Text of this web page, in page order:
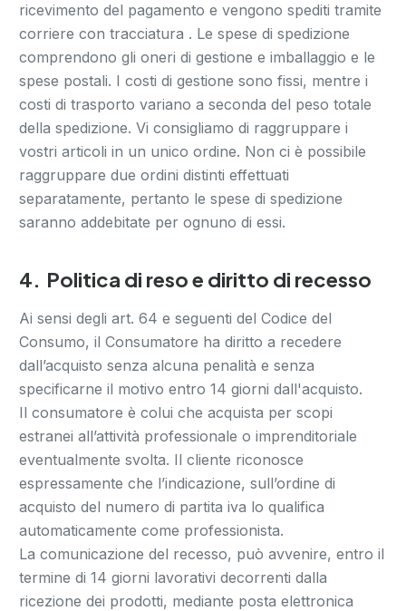
ricevimento del pagamento e vengono spediti tramite
corriere con tracciatura . Le spese di spedizione
comprendono gli oneri di gestione e imballaggio e le
spese postali. I costi di gestione sono fissi, mentre i
costi di trasporto variano a seconda del peso totale
della spedizione. Vi consigliamo di raggruppare i
vostri articoli in un unico ordine. Non ci è possibile
raggruppare due ordini distinti effettuati
separatamente, pertanto le spese di spedizione
saranno addebitate per ognuno di essi.
4. Politica di reso e diritto di recesso
Ai sensi degli art. 64 e seguenti del Codice del
Consumo, il Consumatore ha diritto a recedere
dall’acquisto senza alcuna penalità e senza
specificarne il motivo entro 14 giorni dall'acquisto.
Il consumatore è colui che acquista per scopi
estranei all’attività professionale o imprenditoriale
eventualmente svolta. Il cliente riconosce
espressamente che l’indicazione, sull’ordine di
acquisto del numero di partita iva lo qualifica
automaticamente come professionista.
La comunicazione del recesso, può avvenire, entro il
termine di 14 giorni lavorativi decorrenti dalla
ricezione dei prodotti, mediante posta elettronica